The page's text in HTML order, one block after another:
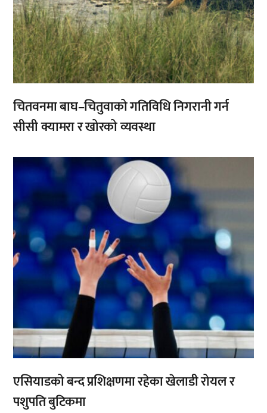
चितवनमा बाघ–चितुवाको गतिविधि निगरानी गर्न
सीसी क्यामरा र खोरको व्यवस्था
,
एसियाडको बन्द प्रशिक्षणमा रहेका खेलाडी रोयल र
पशुपति बुटिकमा